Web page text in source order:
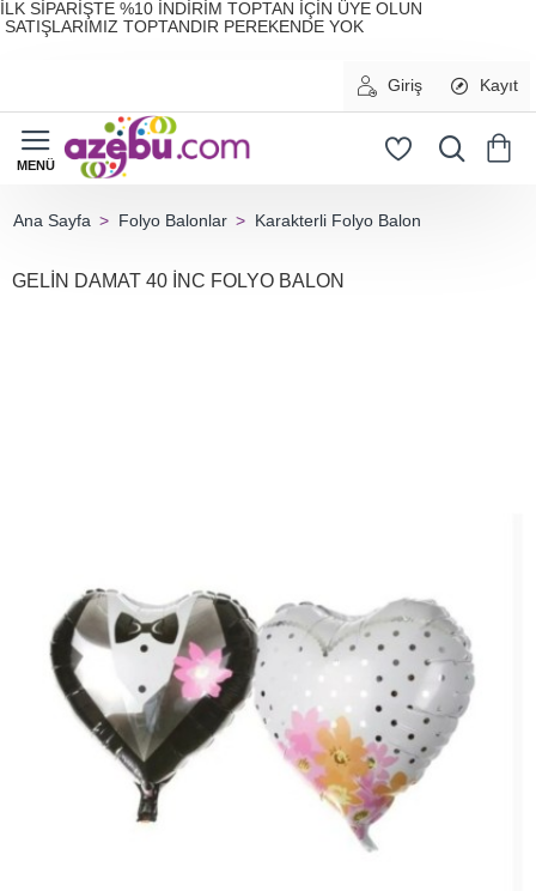
İLK SİPARİŞTE %10 İNDİRİM TOPTAN İÇİN ÜYE OLUN
SATIŞLARIMIZ TOPTANDIR PEREKENDE YOK
Giriş Kayıt
Folyo Balonlar Karakterli Folyo Balon
GELİN DAMAT 40 İNC FOLYO BALON